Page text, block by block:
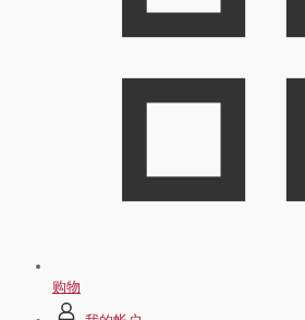
购物